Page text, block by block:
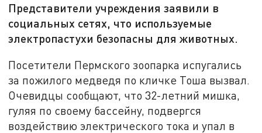
Представители учреждения заявили в
социальных сетях, что используемые
электропастухи безопасны для животных.
Посетители Пермского зоопарка испугались
за пожилого медведя по кличке Тоша вызвал.
Очевидцы сообщают, что 32-летний мишка,
гуляя по своему бассейну, подвергся
воздействию электрического тока и упал в